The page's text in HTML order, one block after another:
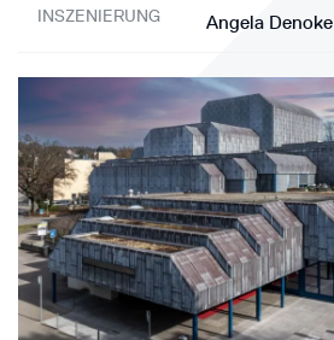
INSZENIERUNG Angela Denoke